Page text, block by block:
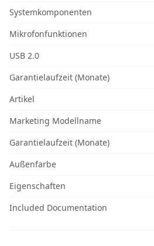
Systemkomponenten
Mikrofonfunktionen
USB 2.0
Garantielaufzeit (Monate)
Artikel
Marketing Modellname
Garantielaufzeit (Monate)
Außenfarbe
Eigenschaften
Included Documentation